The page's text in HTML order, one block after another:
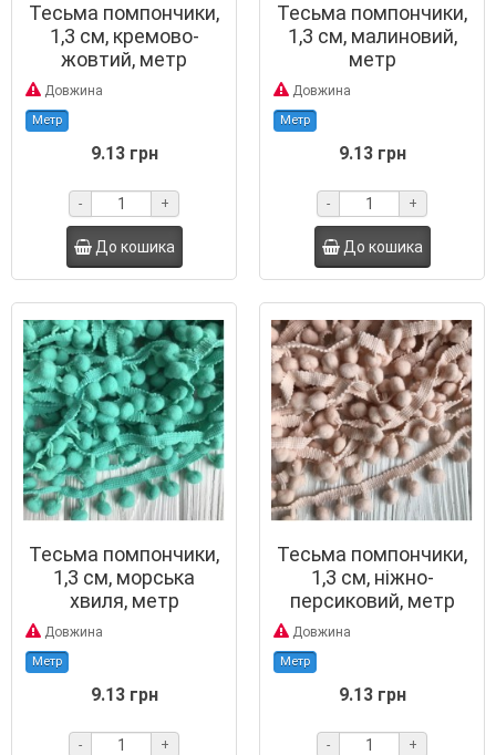
Тесьма помпончики,
1,3 см, кремово-
жовтий, метр
Довжина
Метр
9.13 грн
- +
До кошика
Тесьма помпончики,
1,3 см, малиновий,
метр
Довжина
Метр
9.13 грн
- +
До кошика
Тесьма помпончики,
1,3 см, морська
хвиля, метр
Довжина
Метр
9.13 грн
- +
Тесьма помпончики,
1,3 см, ніжно-
персиковий, метр
Довжина
Метр
9.13 грн
- +